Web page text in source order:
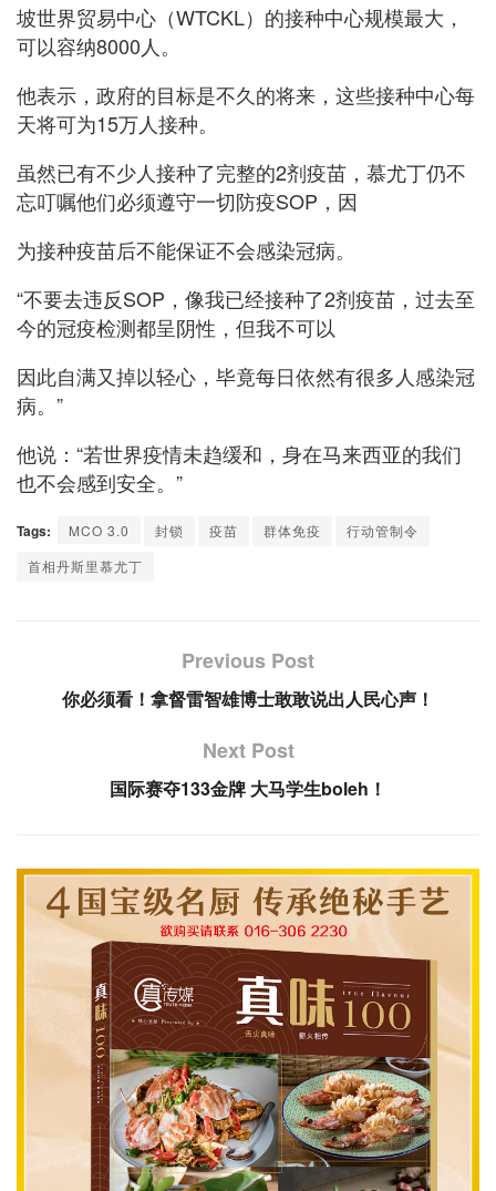
坡世界贸易中心（WTCKL）的接种中心规模最大，
可以容纳8000人。
他表示，政府的目标是不久的将来，这些接种中心每
天将可为15万人接种。
虽然已有不少人接种了完整的2剂疫苗，慕尤丁仍不
忘叮嘱他们必须遵守一切防疫SOP，因
为接种疫苗后不能保证不会感染冠病。
“不要去违反SOP，像我已经接种了2剂疫苗，过去至
今的冠疫检测都呈阴性，但我不可以
因此自满又掉以轻心，毕竟每日依然有很多人感染冠
病。”
他说：“若世界疫情未趋缓和，身在马来西亚的我们
也不会感到安全。”
Tags: MCO 3.0 封锁 疫苗 群体免疫
行动管制令
首相丹斯里慕尤丁
Previous Post
你必须看！拿督雷智雄博士敢敢说出人民心声！
Next Post
国际赛夺133金牌 大马学生boleh！